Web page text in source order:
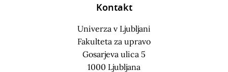
Kontakt
Univerza v Ljubljani
Fakulteta za upravo
Gosarjeva ulica 5
1000 Ljubljana